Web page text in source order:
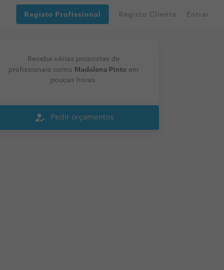
Registo Profissional Registo Cliente Entrar
Receba várias propostas de
profissionais como Madalena Pinto em
poucas horas.
how_to_reg Pedir orçamentos